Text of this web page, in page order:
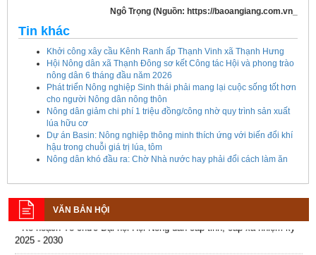
Ngô Trọng (Nguồn: https://baoangiang.com.vn_
Tin khác
Khởi công xây cầu Kênh Ranh ấp Thạnh Vinh xã Thạnh Hưng
Hội Nông dân xã Thạnh Đông sơ kết Công tác Hội và phong trào
nông dân 6 tháng đầu năm 2026
Phát triển Nông nghiệp Sinh thái phải mang lại cuộc sống tốt hơn
cho người Nông dân nông thôn
Nông dân giảm chi phí 1 triệu đồng/công nhờ quy trình sản xuất
lúa hữu cơ
Dự án Basin: Nông nghiệp thông minh thích ứng với biến đổi khí
hậu trong chuỗi giá trị lúa, tôm
Nông dân khó đầu ra: Chờ Nhà nước hay phải đổi cách làm ăn
VĂN BẢN HỘI
phẩm nông thôn tiêu biểu tỉnh An Giang năm 2026
Kế hoạch tổ chức đợt cao điểm tuyên truyền cuộc bầu cử ĐB Quốc
hội khóa XVI và ĐB Hội đồng nhân dân các cấp nhiệm kỳ 2026 - 2031
Hướng dẫn tuyên truyền Đại hội Hội Nông dân các cấp và Đại hội
đại biểu toàn quốc Hội Nông dân Việt Nam lần thứ IX, nhiệm kỳ 2026
Hội đồng nhân dân các cấp nhiệm kỳ 2026 - 2031
Kế hoạch Tổ chức Đại hội Hội Nông dân cấp tỉnh, cấp xã nhiệm kỳ